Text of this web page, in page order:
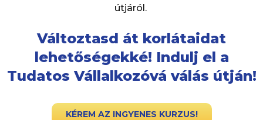
útjáról.
Változtasd át korlátaidat
lehetőségekké! Indulj el a
Tudatos Vállalkozóvá válás útján!
KÉREM AZ INGYENES KURZUS!